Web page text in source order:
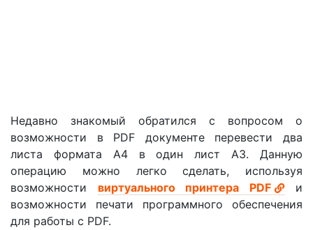
Недавно знакомый обратился с вопросом о
возможности в PDF документе перевести два
листа формата A4 в один лист A3. Данную
операцию можно легко сделать, используя
возможности виртуального принтера PDF
и
возможности печати программного обеспечения
для работы с PDF.